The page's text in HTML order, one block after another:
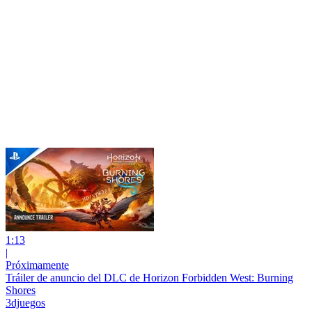
1:13
|
Próximamente
Tráiler de anuncio del DLC de Horizon Forbidden West: Burning
Shores
3djuegos